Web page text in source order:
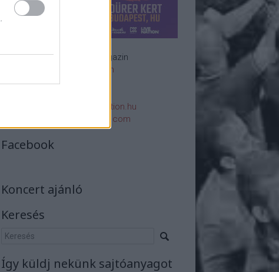
Rockzenei magazin
Impresszum
rsszerk@rockstation.hu
rsszerk@gmail.com
Facebook
Koncert ajánló
Keresés
Így küldj nekünk sajtóanyagot